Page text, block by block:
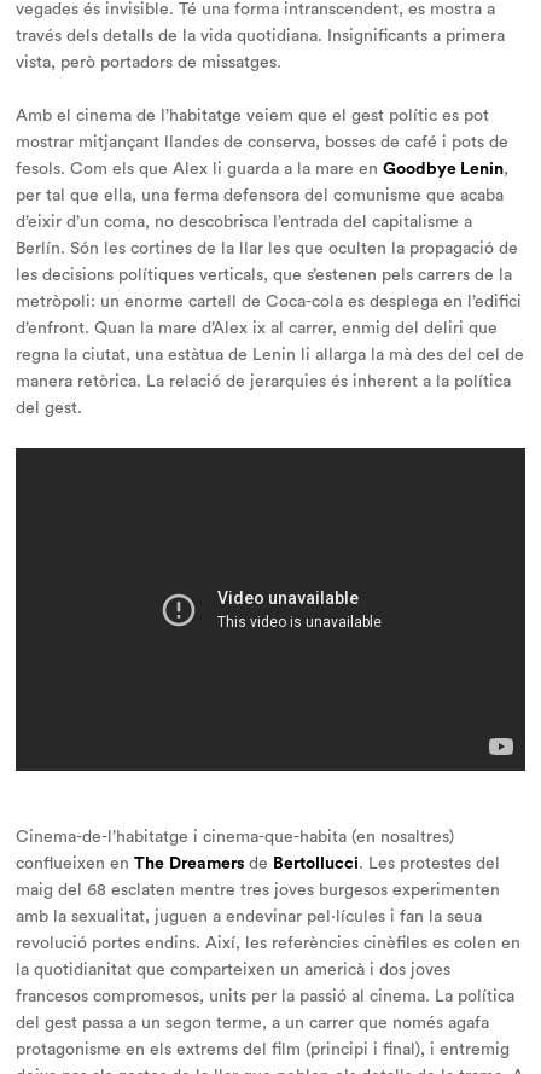
vegades és invisible. Té una forma intranscendent, es mostra a
través dels detalls de la vida quotidiana. Insignificants a primera
vista, però portadors de missatges.
Amb el cinema de l’habitatge veiem que el gest polític es pot
mostrar mitjançant llandes de conserva, bosses de café i pots de
fesols. Com els que Alex li guarda a la mare en Goodbye Lenin,
per tal que ella, una ferma defensora del comunisme que acaba
d’eixir d’un coma, no descobrisca l’entrada del capitalisme a
Berlín. Són les cortines de la llar les que oculten la propagació de
les decisions polítiques verticals, que s’estenen pels carrers de la
metròpoli: un enorme cartell de Coca-cola es desplega en l’edifici
d’enfront. Quan la mare d’Alex ix al carrer, enmig del deliri que
regna la ciutat, una estàtua de Lenin li allarga la mà des del cel de
manera retòrica. La relació de jerarquies és inherent a la política
del gest.
Cinema-de-l’habitatge i cinema-que-habita (en nosaltres)
conflueixen en The Dreamers de Bertollucci. Les protestes del
maig del 68 esclaten mentre tres joves burgesos experimenten
amb la sexualitat, juguen a endevinar pel·lícules i fan la seua
revolució portes endins. Així, les referències cinèfiles es colen en
la quotidianitat que comparteixen un americà i dos joves
francesos compromesos, units per la passió al cinema. La política
del gest passa a un segon terme, a un carrer que només agafa
protagonisme en els extrems del film (principi i final), i entremig